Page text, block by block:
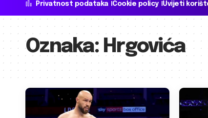
Privatnost podataka Cookie policy Uvijeti
Oznaka: Hrgovića